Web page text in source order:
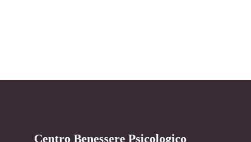
Centro Benessere Psicologico